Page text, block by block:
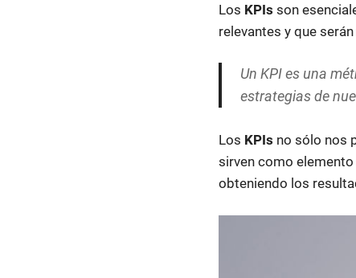
Los KPIs son
relevantes y que
Un KPI es una
estrategias de
Los KPIs no sólo nos
sirven como
obteniendo los